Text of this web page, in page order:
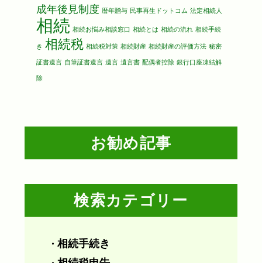
成年後見制度 暦年贈与 民事再生ドットコム 法定相続人
相続 相続お悩み相談窓口 相続とは 相続の流れ 相続手続
き 相続税 相続税対策 相続財産 相続財産の評価方法 秘密
証書遺言 自筆証書遺言 遺言 遺言書 配偶者控除 銀行口座凍結解
除
お勧め記事
検索カテゴリー
・相続手続き